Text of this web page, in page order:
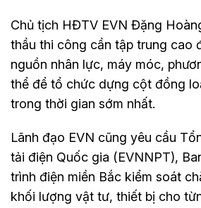
Chủ tịch HĐTV EVN Đặng
thầu thi công cần tập trung cao
nguồn nhân lực, máy móc,
thể để tổ chức dựng cột đồng
trong thời gian sớm nhất.
Lãnh đạo EVN cũng yêu cầu
tải điện Quốc gia (EVNNPT),
trình điện miền Bắc kiểm soát
khối lượng vật tư, thiết bị cho